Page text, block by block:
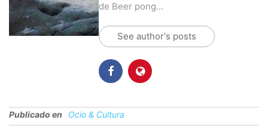
de Beer pong…
See author's posts
Publicado en Ocio & Cultura